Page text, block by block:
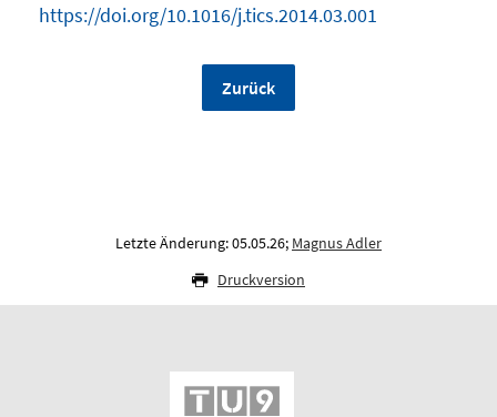
https://doi.org/10.1016/j.tics.2014.03.001
Zurück
Letzte Änderung: 05.05.26; Magnus Adler
Druckversion